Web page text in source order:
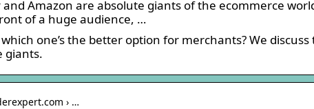
Amazon are absolute giants of the ecommerce
of a huge audience, …
one’s the better option for merchants? We
giants.
› …